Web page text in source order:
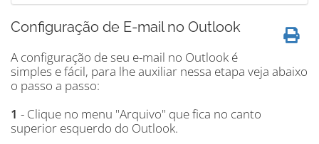
Configuração de E-mail no Outlook
A configuração de seu e-mail no Outlook é
simples e fácil, para lhe auxiliar nessa etapa veja abaixo
o passo a passo:
1 - Clique no menu "Arquivo" que fica no canto
superior esquerdo do Outlook.